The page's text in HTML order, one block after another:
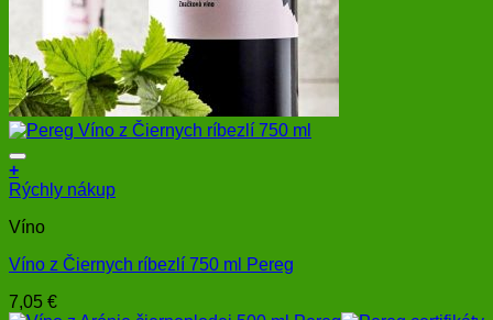
+
Rýchly nákup
Víno
Víno z Čiernych ríbezlí 750 ml Pereg
7,05 €